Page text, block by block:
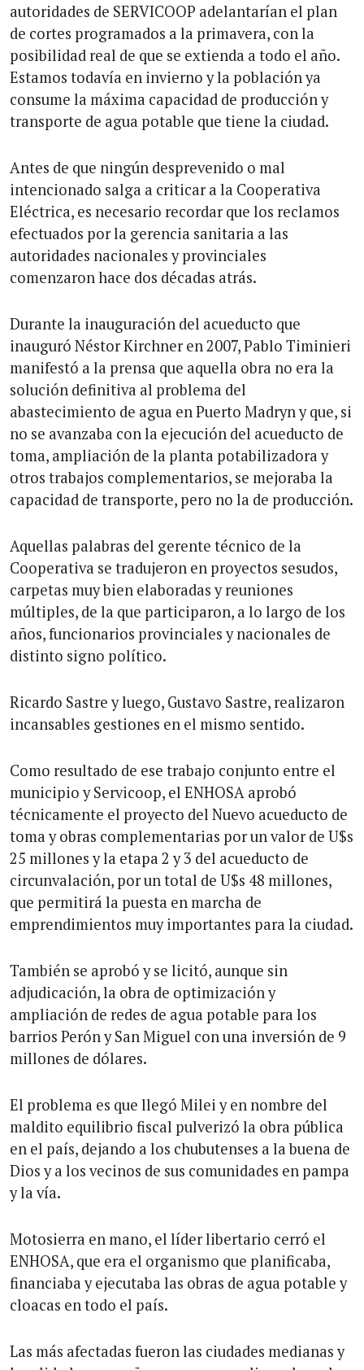
autoridades de SERVICOOP adelantarían el plan
de cortes programados a la primavera, con la
posibilidad real de que se extienda a todo el año.
Estamos todavía en invierno y la población ya
consume la máxima capacidad de producción y
transporte de agua potable que tiene la ciudad.
Antes de que ningún desprevenido o mal
intencionado salga a criticar a la Cooperativa
Eléctrica, es necesario recordar que los reclamos
efectuados por la gerencia sanitaria a las
autoridades nacionales y provinciales
comenzaron hace dos décadas atrás.
Durante la inauguración del acueducto que
inauguró Néstor Kirchner en 2007, Pablo Timinieri
manifestó a la prensa que aquella obra no era la
solución definitiva al problema del
abastecimiento de agua en Puerto Madryn y que, si
no se avanzaba con la ejecución del acueducto de
toma, ampliación de la planta potabilizadora y
otros trabajos complementarios, se mejoraba la
capacidad de transporte, pero no la de producción.
Aquellas palabras del gerente técnico de la
Cooperativa se tradujeron en proyectos sesudos,
carpetas muy bien elaboradas y reuniones
múltiples, de la que participaron, a lo largo de los
años, funcionarios provinciales y nacionales de
distinto signo político.
Ricardo Sastre y luego, Gustavo Sastre, realizaron
incansables gestiones en el mismo sentido.
Como resultado de ese trabajo conjunto entre el
municipio y Servicoop, el ENHOSA aprobó
técnicamente el proyecto del Nuevo acueducto de
toma y obras complementarias por un valor de U$s
25 millones y la etapa 2 y 3 del acueducto de
circunvalación, por un total de U$s 48 millones,
que permitirá la puesta en marcha de
emprendimientos muy importantes para la ciudad.
También se aprobó y se licitó, aunque sin
adjudicación, la obra de optimización y
ampliación de redes de agua potable para los
barrios Perón y San Miguel con una inversión de 9
millones de dólares.
El problema es que llegó Milei y en nombre del
maldito equilibrio fiscal pulverizó la obra pública
en el país, dejando a los chubutenses a la buena de
Dios y a los vecinos de sus comunidades en pampa
y la vía.
Motosierra en mano, el líder libertario cerró el
ENHOSA, que era el organismo que planificaba,
financiaba y ejecutaba las obras de agua potable y
cloacas en todo el país.
Las más afectadas fueron las ciudades medianas y